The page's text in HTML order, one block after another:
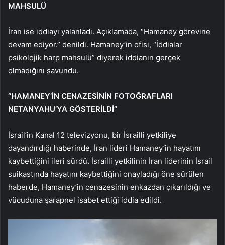
MAHSULÜ
İran ise iddiayı yalanladı. Açıklamada, “Hamaney görevine
devam ediyor.” denildi. Hamaney’in ofisi, “İddialar
psikolojik harp mahsulü” diyerek iddianın gerçek
olmadığını savundu.
“HAMANEY’İN CENAZESİNİN FOTOĞRAFLARI
NETANYAHU’YA GÖSTERİLDİ”
İsrail’in Kanal 12 televizyonu, bir İsrailli yetkiliye
dayandırdığı haberinde, İran lideri Hamaney’in hayatını
kaybettiğini ileri sürdü. İsrailli yetkilinin İran liderinin İsrail
suikastında hayatını kaybettiğini onayladığı öne sürülen
haberde, Hamaney’in cenazesinin enkazdan çıkarıldığı ve
vücuduna şarapnel isabet ettiği iddia edildi.